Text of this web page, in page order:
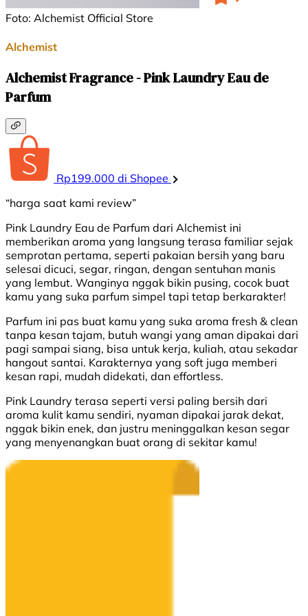
Foto: Alchemist Official Store
Alchemist
Alchemist Fragrance - Pink Laundry Eau de
Parfum
Rp199.000 di Shopee
“harga saat kami review”
Pink Laundry Eau de Parfum dari Alchemist ini
memberikan aroma yang langsung terasa familiar sejak
semprotan pertama, seperti pakaian bersih yang baru
selesai dicuci, segar, ringan, dengan sentuhan manis
yang lembut. Wanginya nggak bikin pusing, cocok buat
kamu yang suka parfum simpel tapi tetap berkarakter!
Parfum ini pas buat kamu yang suka aroma fresh & clean
tanpa kesan tajam, butuh wangi yang aman dipakai dari
pagi sampai siang, bisa untuk kerja, kuliah, atau sekadar
hangout santai. Karakternya yang soft juga memberi
kesan rapi, mudah didekati, dan effortless.
Pink Laundry terasa seperti versi paling bersih dari
aroma kulit kamu sendiri, nyaman dipakai jarak dekat,
nggak bikin enek, dan justru meninggalkan kesan segar
yang menyenangkan buat orang di sekitar kamu!